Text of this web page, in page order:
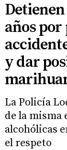
años
y dar
La Policía
de la misma
alcohólicas
el respeto